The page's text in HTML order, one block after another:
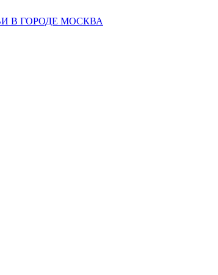
В ГОРОДЕ МОСКВА